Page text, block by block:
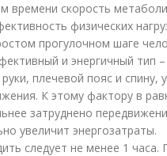
времени скорость
физических
прогулочном шаге
и энергичный тип
плечевой пояс и спину,
К этому фактору в
затруднено
увеличит энергозатраты.
следует не менее 1